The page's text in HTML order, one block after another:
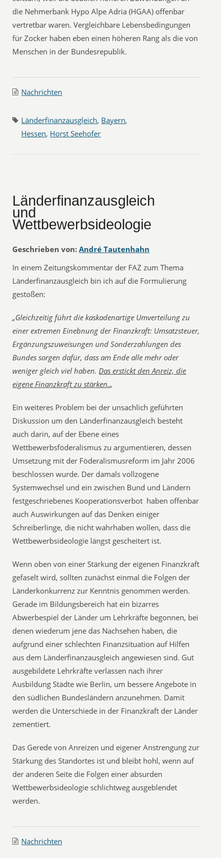
die Nehmerbank Hypo Alpe Adria (HGAA) offenbar
vertretbar waren. Vergleichbare Lebensbedingungen
für Zocker haben eben einen höheren Rang als die von
Menschen in der Bundesrepublik.
Nachrichten
Länderfinanzausgleich, Bayern,
Hessen, Horst Seehofer
Länderfinanzausgleich
und
Wettbewerbsideologie
Geschrieben von: André Tautenhahn
In einem Zeitungskommentar der FAZ zum Thema
Länderfinanzausgleich bin ich auf die Formulierung
gestoßen:
„Gleichzeitig führt die kaskadenartige Umverteilung zu
einer extremen Einebnung der Finanzkraft: Umsatzsteuer,
Ergänzungszuweisungen und Sonderzahlungen des
Bundes sorgen dafür, dass am Ende alle mehr oder
weniger gleich viel haben.Das erstickt den Anreiz, die
eigene Finanzkraft zu stärken.„
Ein weiteres Problem bei der unsachlich geführten
Diskussion um den Länderfinanzausgleich besteht
auch darin, auf der Ebene eines
Wettbewerbsföderalismus zu argumentieren, dessen
Umsetzung mit der Föderalismusreform im Jahr 2006
beschlossen wurde. Der damals vollzogene
Systemwechsel und ein zwischen Bund und Ländern
festgeschriebenes Kooperationsverbot haben offenbar
auch Auswirkungen auf das Denken einiger
Schreiberlinge, die nicht wahrhaben wollen, dass die
Wettbewerbsideologie längst gescheitert ist.
Wenn oben von einer Stärkung der eigenen Finanzkraft
gefaselt wird, sollten zunächst einmal die Folgen der
Länderkonkurrenz zur Kenntnis genommen werden.
Gerade im Bildungsbereich hat ein bizarres
Abwerbespiel der Länder um Lehrkräfte begonnen, bei
denen wiederum jene das Nachsehen haben, die
aufgrund einer schlechten Finanzsituation auf Hilfen
aus dem Länderfinanzausgleich angewiesen sind. Gut
ausgebildete Lehrkräfte verlassen nach ihrer
Ausbildung Städte wie Berlin, um bessere Angebote in
den südlichen Bundesländern anzunehmen. Damit
werden die Unterschiede in der Finanzkraft der Länder
zementiert.
Das Gerede von Anreizen und eigener Anstrengung zur
Stärkung des Standortes ist und bleibt hohl, wenn auf
der anderen Seite die Folgen einer absurden
Wettbewerbsideologie schlichtweg ausgeblendet
werden.
Nachrichten